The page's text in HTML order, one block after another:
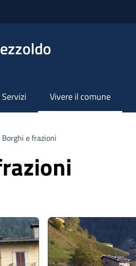
Servizi Vivere il comune
Borghi e frazioni